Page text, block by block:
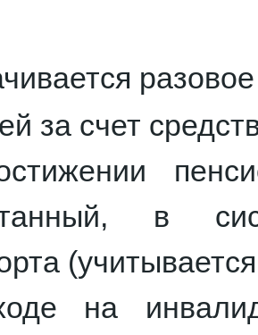
за счет
в
на